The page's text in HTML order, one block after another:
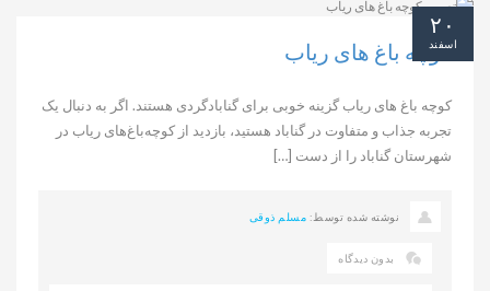
کوچه‌ باغ‌ های ریاب
کوچه‌ باغ‌ های ریاب گزینه خوبی برای گنابادگردی هستند. اگر به دنبال یک
تجربه جذاب و متفاوت در گناباد هستید، بازدید از کوچه‌باغ‌های ریاب در
شهرستان گناباد را از دست […]
۲۰
اسفند
نوشته شده توسط: مسلم ذوقی
بدون دیدگاه